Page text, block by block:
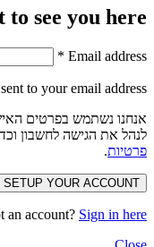
see you here !
Email address
*
to your email address.
אנחנו נשתמש בפרטים
לנהל את הגישה לחשבון
פרטיות.
SETUP YOUR ACCOUNT
an account? Sign in here